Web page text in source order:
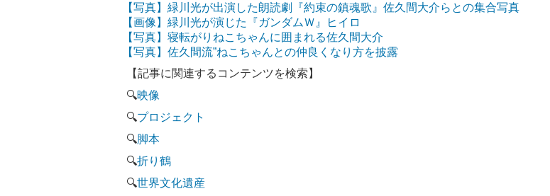
【写真】緑川光が出演した朗読劇『約束の鎮魂歌』佐久間大介らとの集合写真
【画像】緑川光が演じた『ガンダムＷ』ヒイロ
【写真】寝転がりねこちゃんに囲まれる佐久間大介
【写真】佐久間流”ねこちゃんとの仲良くなり方を披露
【記事に関連するコンテンツを検索】
🔍映像
🔍プロジェクト
🔍脚本
🔍折り鶴
🔍世界文化遺産